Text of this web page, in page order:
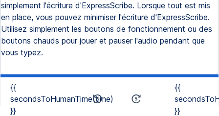
simplement l'écriture d'ExpressScribe. Lorsque tout est mis
en place, vous pouvez minimiser l'écriture d'ExpressScribe.
Utilisez simplement les boutons de fonctionnement ou des
boutons chauds pour jouer et pauser l'audio pendant que
vous typez.
{{
secondsToHumanTime(time)
}}
{{
}}